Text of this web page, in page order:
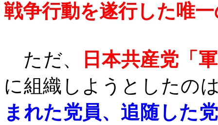
戦争行動を遂行した唯
ただ、
日本共産党「
に組織しようとしたの
まれた党員、追随した